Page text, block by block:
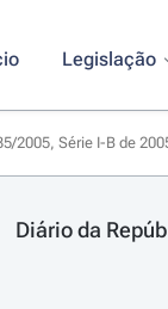
Legislação
2005, Série I-B de
Diário da